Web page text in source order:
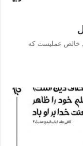
خالص عملیست که